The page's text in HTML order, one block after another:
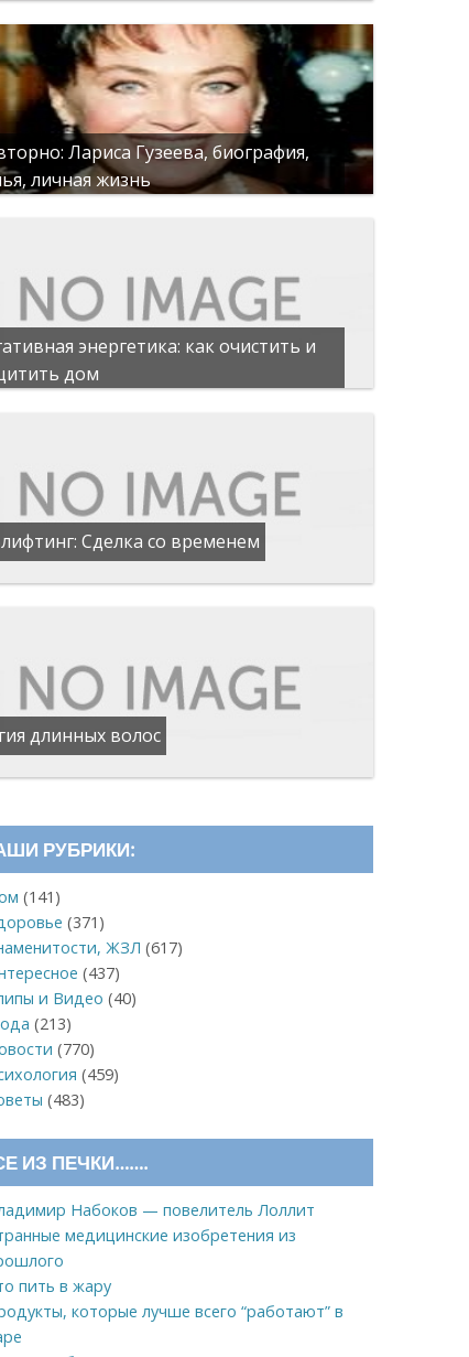
Лариса Гузеева, биография,
личная жизнь
энергетика: как очистить и
дом
Сделка со временем
длинных волос
РУБРИКИ:
(141)
(371)
ЖЗЛ (617)
(437)
и Видео (40)
(213)
(770)
(459)
(483)
ИЗ ПЕЧКИ…….
Набоков — повелитель Лоллит
медицинские изобретения из
пить в жару
которые лучше всего “работают” в